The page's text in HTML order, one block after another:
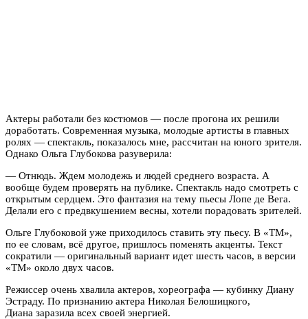
Актеры работали без костюмов — после прогона их решили
доработать. Современная музыка, молодые артисты в главных
ролях — спектакль, показалось мне, рассчитан на юного зрителя.
Однако Ольга Глубокова разуверила:
— Отнюдь. Ждем молодежь и людей среднего возраста. А
вообще будем проверять на публике. Спектакль надо смотреть с
открытым сердцем. Это фантазия на тему пьесы Лопе де Вега.
Делали его с предвкушением весны, хотели порадовать зрителей.
Ольге Глубоковой уже приходилось ставить эту пьесу. В «ТМ»,
по ее словам, всё другое, пришлось поменять акценты. Текст
сократили — оригинальный вариант идет шесть часов, в версии
«ТМ» около двух часов.
Режиссер очень хвалила актеров, хореографа — кубинку Диану
Эстраду. По признанию актера Николая Белошицкого,
Диана заразила всех своей энергией.